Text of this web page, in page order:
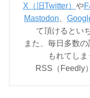
X（旧Twitter） や
Mastodon
て頂けるとい
また、毎日多数
もれてしま
RSS（Feedly